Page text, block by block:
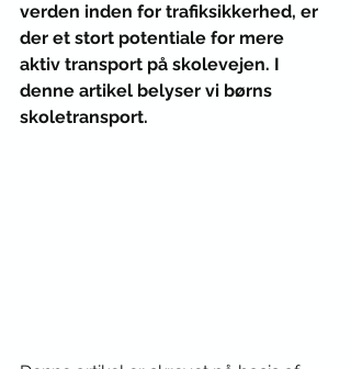
verden inden for trafiksikkerhed, er
der et stort potentiale for mere
aktiv transport på skolevejen. I
denne artikel belyser vi børns
skoletransport.